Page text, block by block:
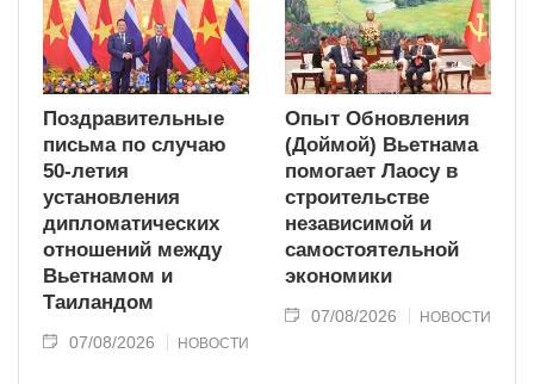
Поздравительные
письма по случаю
50-летия
установления
дипломатических
отношений между
Вьетнамом и
Таиландом
07/08/2026 НОВОСТИ
Опыт Обновления
(Доймой) Вьетнама
помогает Лаосу в
строительстве
независимой и
самостоятельной
экономики
07/08/2026 НОВОСТИ